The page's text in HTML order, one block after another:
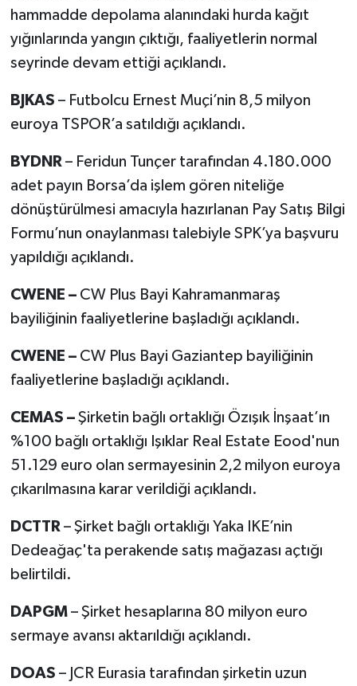
hammadde depolama alanındaki hurda kağıt
yığınlarında yangın çıktığı, faaliyetlerin normal
seyrinde devam ettiği açıklandı.
BJKAS – Futbolcu Ernest Muçi’nin 8,5 milyon
euroya TSPOR’a satıldığı açıklandı.
BYDNR – Feridun Tunçer tarafından 4.180.000
adet payın Borsa’da işlem gören niteliğe
dönüştürülmesi amacıyla hazırlanan Pay Satış Bilgi
Formu’nun onaylanması talebiyle SPK’ya başvuru
yapıldığı açıklandı.
CWENE – CW Plus Bayi Kahramanmaraş
bayiliğinin faaliyetlerine başladığı açıklandı.
CWENE – CW Plus Bayi Gaziantep bayiliğinin
faaliyetlerine başladığı açıklandı.
CEMAS – Şirketin bağlı ortaklığı Özışık İnşaat’ın
%100 bağlı ortaklığı Işıklar Real Estate Eood'nun
51.129 euro olan sermayesinin 2,2 milyon euroya
çıkarılmasına karar verildiği açıklandı.
DCTTR – Şirket bağlı ortaklığı Yaka IKE’nin
Dedeağaç'ta perakende satış mağazası açtığı
belirtildi.
DAPGM – Şirket hesaplarına 80 milyon euro
sermaye avansı aktarıldığı açıklandı.
DOAS – JCR Eurasia tarafından şirketin uzun